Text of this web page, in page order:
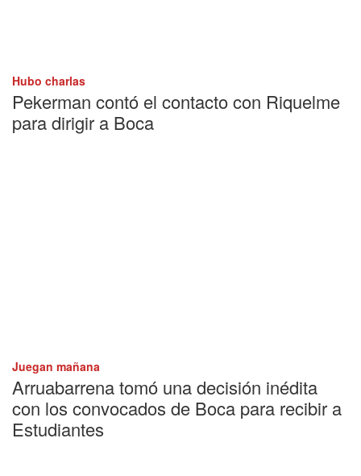
Hubo charlas
Pekerman contó el contacto con Riquelme
para dirigir a Boca
Juegan mañana
Arruabarrena tomó una decisión inédita
con los convocados de Boca para recibir a
Estudiantes